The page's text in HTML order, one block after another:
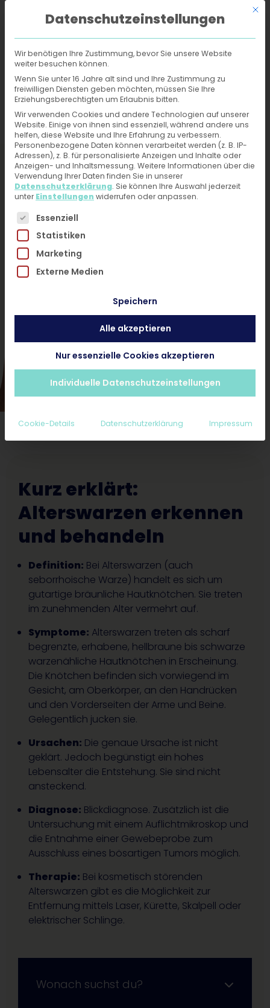
Online-Hautarzt›Behandlungen
Alterswarzen -
Behandlung und
Diagnose vom Online-
Hautarzt erhalten
Jetzt ärztliche Hilfe bei Hautproblemen erhalten –
Fotos hochladen, kurzen Fragebogen ausfüllen.
Du erhältst direkt innerhalb von 24h eine
Diagnose und Therapieplan von unseren
HautärztInnen. Kein Videogespräch, kein Warten
Hautarzt-Diagnose < 24 Stunden
Ab 25€ inkl. Rezept und Nachsorge
Erstattungsfähig für Privatpatienten
Kurz erklärt:
Alterswarzen erkennen
und behandeln
Definition: Bei Alterswarzen (auch
seborrhoische Warze) handelt es sich um
gutartige bräunliche Hautknötchen. Sie treten
im zunehmenden Alter vermehrt auf.
Symptome: Alterswarzen treten als scharf
begrenzte, erhabene, hellbraune bis schwarze
warzenähliche Hautknötchen in Erscheinung.
Die Knötchen befinden sich vorwiegend im
Gesicht, am Oberkörper, an den Handrücken
und den Vorderseiten der Arme und Beine.
Gelegentlich jucken sie.
Ursachen: Die genaue Ursache ist nicht
geklärt. Jedoch begünstigt ein hohes
Lebensalter die Entstehung. Sie sind nicht
ansteckend.
Diagnose: Blickdiagnose. Zusätzlich ist die
Untersuchung mit einem Auflichtmikroskop und
die Entnahme einer Gewebeprobe zum
Ausschluss eines bösartigen Tumors möglich.
Therapie: Bei kosmetisch störenden
Alterswarzen gibt es die Möglichkeit zur
Entfernung mittels Laser, Kürette, Skalpell oder
elektrischer Schlinge.
Wonach suchst du?
Mit
Datenschutzeinstellungen
Wir benötigen Ihre Zustimmung, bevor Sie unsere Website
weiter besuchen können.
Wenn Sie unter 16 Jahre alt sind und Ihre Zustimmung zu
freiwilligen Diensten geben möchten, müssen Sie Ihre
Erziehungsberechtigten um Erlaubnis bitten.
Wir verwenden Cookies und andere Technologien auf unserer
Website. Einige von ihnen sind essenziell, während andere uns
helfen, diese Website und Ihre Erfahrung zu verbessern.
Personenbezogene Daten können verarbeitet werden (z. B. IP-
Adressen), z. B. für personalisierte Anzeigen und Inhalte oder
Anzeigen- und Inhaltsmessung. Weitere Informationen über die
Verwendung Ihrer Daten finden Sie in unserer
Datenschutzerklärung. Sie können Ihre Auswahl jederzeit
unterEinstellungen widerrufen oder anpassen.
Es folgt eine Liste der Service-Gruppen, für die eine
Essenziell
Statistiken
Marketing
Externe Medien
Speichern
Alle akzeptieren
Nur essenzielle Cookies akzeptieren
Individuelle Datenschutzeinstellungen
Cookie-Details Datenschutzerklärung Impressum